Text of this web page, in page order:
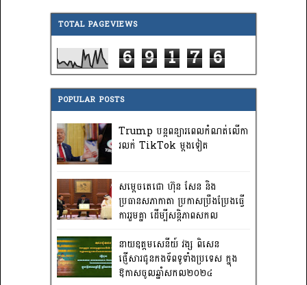
TOTAL PAGEVIEWS
6 9 1 7 6
POPULAR POSTS
Trump បន្តពន្យារពេលកំណត់លើកា
រលក់ TikTok ម្តងទៀត
សម្តេចតេជោ ហ៊ុន សែន និង
ប្រធានសភាកាតា ប្រកាសប្រឹងប្រែងធ្វើ
ការ​រួមគ្នា ដើម្បីសន្តិភាពសកល
នាយឧត្តមសេនីយ៍ វង្ស ពិសេន
ផ្ញើសារជូនកងទ័ពទូទាំងប្រទេស ក្នុង
ឱកាសចូលឆ្នាំសកល២០២៤